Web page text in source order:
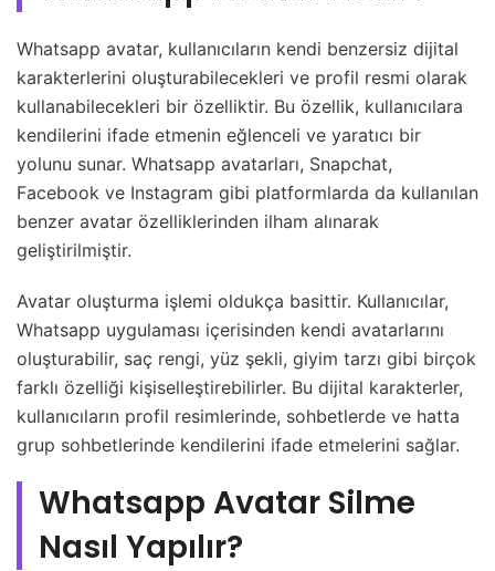
Whatsapp avatar, kullanıcıların kendi benzersiz dijital
karakterlerini oluşturabilecekleri ve profil resmi olarak
kullanabilecekleri bir özelliktir. Bu özellik, kullanıcılara
kendilerini ifade etmenin eğlenceli ve yaratıcı bir
yolunu sunar. Whatsapp avatarları, Snapchat,
Facebook ve Instagram gibi platformlarda da kullanılan
benzer avatar özelliklerinden ilham alınarak
geliştirilmiştir.
Avatar oluşturma işlemi oldukça basittir. Kullanıcılar,
Whatsapp uygulaması içerisinden kendi avatarlarını
oluşturabilir, saç rengi, yüz şekli, giyim tarzı gibi birçok
farklı özelliği kişiselleştirebilirler. Bu dijital karakterler,
kullanıcıların profil resimlerinde, sohbetlerde ve hatta
grup sohbetlerinde kendilerini ifade etmelerini sağlar.
Whatsapp Avatar Silme
Nasıl Yapılır?